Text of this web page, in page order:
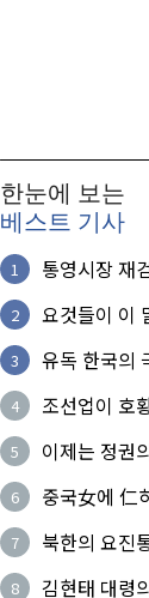
한눈에 보는
베스트 기사
1
통영시장 재
2 요것들이 이
3
유독 한국의
4
조선업이 호
5
이제는 정권
6
중국女에 仁
7
북한의 요진
8 김현태 대령